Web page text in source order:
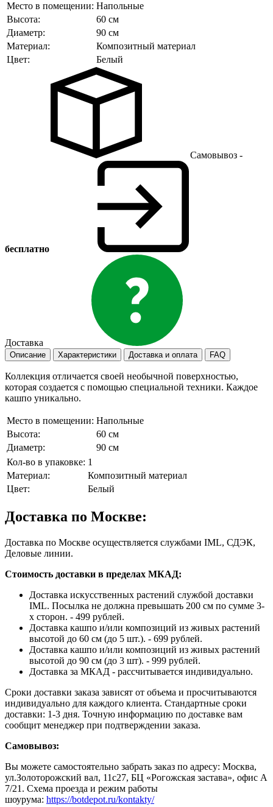
Место в помещении: Напольные
Высота:
60 см
Диаметр:
90 см
Материал:
Композитный материал
Цвет:
Белый
Самовывоз -
бесплатно
Доставка
Описание Характеристики Доставка и оплата FAQ
Коллекция отличается своей необычной поверхностью,
которая создается с помощью специальной техники. Каждое
кашпо уникально.
Место в помещении: Напольные
Высота:
60 см
Диаметр:
90 см
Кол-во в упаковке: 1
Материал:
Композитный материал
Цвет:
Белый
Доставка по Москве:
Доставка по Москве осуществляется службами IML, СДЭК,
Деловые линии.
Стоимость доставки в пределах МКАД:
Доставка искусственных растений службой доставки
IML. Посылка не должна превышать 200 см по сумме 3-
х сторон. - 499 рублей.
Доставка кашпо и/или композиций из живых растений
высотой до 60 см (до 5 шт.). - 699 рублей.
Доставка кашпо и/или композиций из живых растений
высотой до 90 см (до 3 шт). - 999 рублей.
Доставка за МКАД - рассчитывается индивидуально.
Сроки доставки заказа зависят от объема и просчитываются
индивидуально для каждого клиента. Стандартные сроки
доставки: 1-3 дня. Точную информацию по доставке вам
сообщит менеджер при подтверждении заказа.
Самовывоз:
Вы можете самостоятельно забрать заказ по адресу: Москва,
ул.Золоторожский вал, 11с27, БЦ «Рогожская застава», офис А
7/21. Схема проезда и режим работы
шоурума: https://botdepot.ru/kontakty/